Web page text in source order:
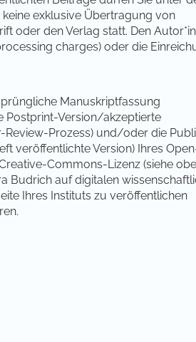
exklusive Übertragung von
oder den Verlag statt. Den
charges) oder die
Manuskriptfassung
Postprint-Version/akzeptierte
Review-Prozess) und/oder die
veröffentlichte Version) Ihres
Commons-Lizenz (siehe
Budrich auf digitalen
Ihres Instituts zu veröffentlichen